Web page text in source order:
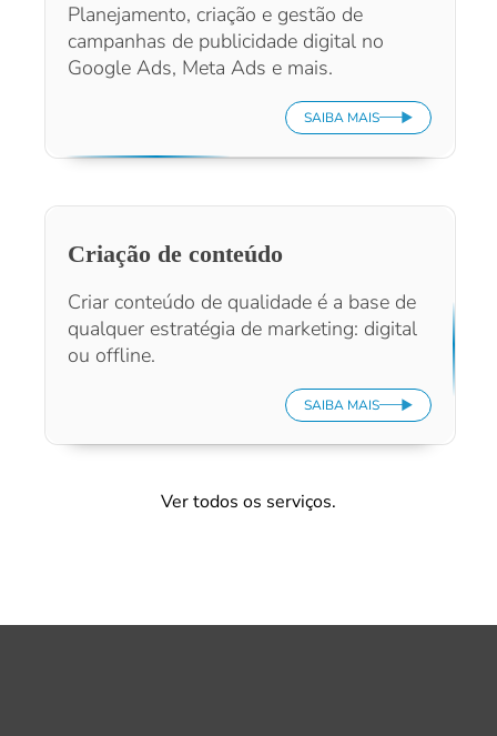
Planejamento, criação e gestão de
campanhas de publicidade digital no
Google Ads, Meta Ads e mais.
SAIBA MAIS
Criação de conteúdo
Criar conteúdo de qualidade é a base de
qualquer estratégia de marketing: digital
ou offline.
SAIBA MAIS
Ver todos os serviços.